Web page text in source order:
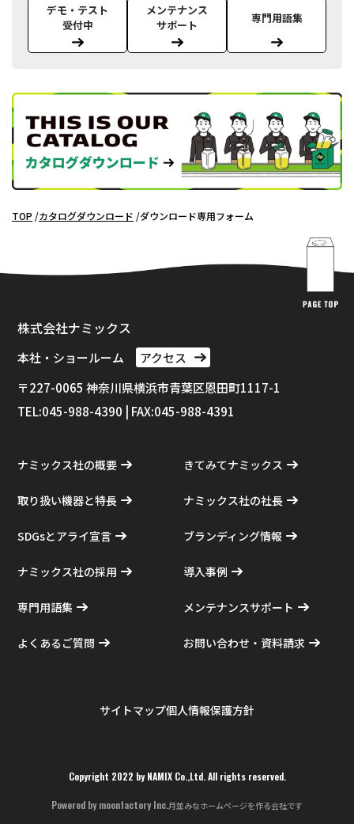
デモ・テスト
受付中
メンテナンス
サポート
専門用語集
TOP カタログダウンロード ダウンロード専用フォーム
株式会社ナミックス
本社・ショールーム
アクセス
〒227-0065 神奈川県横浜市⻘葉区恩田町1117-1
TEL:045-988-4390 | FAX:045-988-4391
ナミックス社の概要 きてみてナミックス
取り扱い機器と特長 ナミックス社の社長
SDGsとアライ宣言 ブランディング情報
ナミックス社の採用 導入事例
専門用語集 メンテナンスサポート
よくあるご質問 お問い合わせ・資料請求
サイトマップ個人情報保護方針
Copyright 2022 by NAMIX Co.,Ltd. All rights reserved.
Powered bymoonfactory Inc.月並みなホームページを作る会社です